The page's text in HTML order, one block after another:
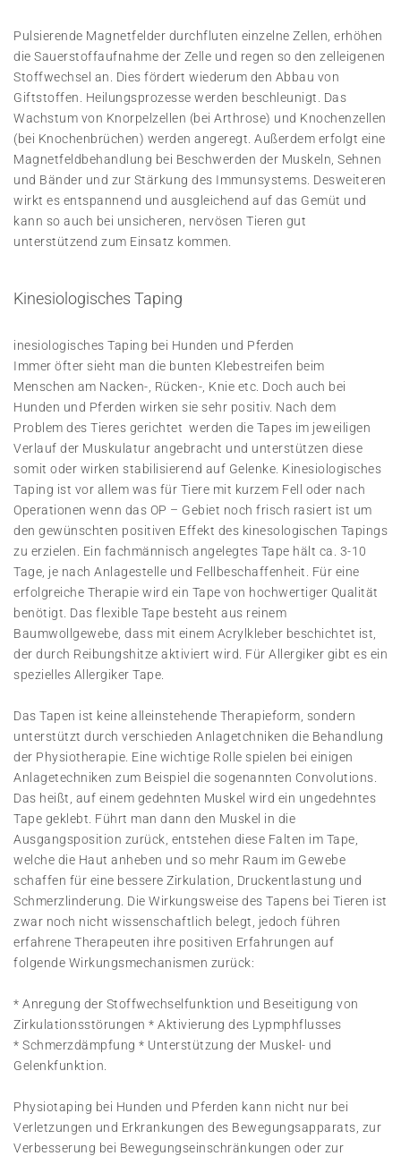
Pulsierende Magnetfelder durchfluten einzelne Zellen, erhöhen
die Sauerstoffaufnahme der Zelle und regen so den zelleigenen
Stoffwechsel an. Dies fördert wiederum den Abbau von
Giftstoffen. Heilungsprozesse werden beschleunigt. Das
Wachstum von Knorpelzellen (bei Arthrose) und Knochenzellen
(bei Knochenbrüchen) werden angeregt. Außerdem erfolgt eine
Magnetfeldbehandlung bei Beschwerden der Muskeln, Sehnen
und Bänder und zur Stärkung des Immunsystems. Desweiteren
wirkt es entspannend und ausgleichend auf das Gemüt und
kann so auch bei unsicheren, nervösen Tieren gut
unterstützend zum Einsatz kommen.
Kinesiologisches Taping
inesiologisches Taping bei Hunden und Pferden
Immer öfter sieht man die bunten Klebestreifen beim
Menschen am Nacken-, Rücken-, Knie etc. Doch auch bei
Hunden und Pferden wirken sie sehr positiv. Nach dem
Problem des Tieres gerichtet werden die Tapes im jeweiligen
Verlauf der Muskulatur angebracht und unterstützen diese
somit oder wirken stabilisierend auf Gelenke. Kinesiologisches
Taping ist vor allem was für Tiere mit kurzem Fell oder nach
Operationen wenn das OP – Gebiet noch frisch rasiert ist um
den gewünschten positiven Effekt des kinesologischen Tapings
zu erzielen. Ein fachmännisch angelegtes Tape hält ca. 3-10
Tage, je nach Anlagestelle und Fellbeschaffenheit. Für eine
erfolgreiche Therapie wird ein Tape von hochwertiger Qualität
benötigt. Das flexible Tape besteht aus reinem
Baumwollgewebe, dass mit einem Acrylkleber beschichtet ist,
der durch Reibungshitze aktiviert wird. Für Allergiker gibt es ein
spezielles Allergiker Tape.
Das Tapen ist keine alleinstehende Therapieform, sondern
unterstützt durch verschieden Anlagetchniken die Behandlung
der Physiotherapie. Eine wichtige Rolle spielen bei einigen
Anlagetechniken zum Beispiel die sogenannten Convolutions.
Das heißt, auf einem gedehnten Muskel wird ein ungedehntes
Tape geklebt. Führt man dann den Muskel in die
Ausgangsposition zurück, entstehen diese Falten im Tape,
welche die Haut anheben und so mehr Raum im Gewebe
schaffen für eine bessere Zirkulation, Druckentlastung und
Schmerzlinderung. Die Wirkungsweise des Tapens bei Tieren ist
zwar noch nicht wissenschaftlich belegt, jedoch führen
erfahrene Therapeuten ihre positiven Erfahrungen auf
folgende Wirkungsmechanismen zurück:
* Anregung der Stoffwechselfunktion und Beseitigung von
Zirkulationsstörungen * Aktivierung des Lypmphflusses
* Schmerzdämpfung * Unterstützung der Muskel- und
Gelenkfunktion.
Physiotaping bei Hunden und Pferden kann nicht nur bei
Verletzungen und Erkrankungen des Bewegungsapparats, zur
Verbesserung bei Bewegungseinschränkungen oder zur